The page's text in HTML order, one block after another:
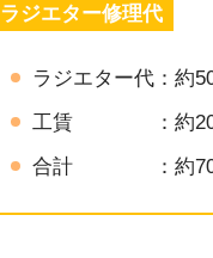
ラジエター修理代
ラジエター代：約
工賃 ：約
合計 ：約